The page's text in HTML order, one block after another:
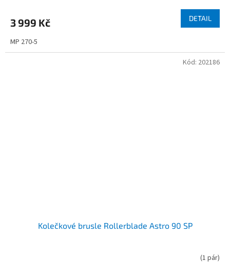
3 999 Kč DETAIL
MP 270-5
Kolečkové brusle Rollerblade Astro 90 SP
(1 pár)
Kód: 202186